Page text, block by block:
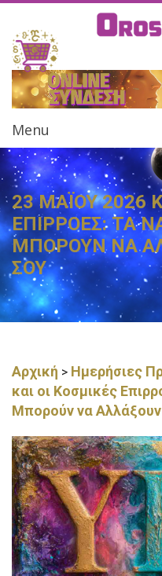
Menu
23 ΜΑΪΟΥ 2026
ΕΠΙΡΡΟΕΣ: ΤΑ
ΜΠΟΡΟΥΝ ΝΑ
ΣΟΥ
Αρχική > Ημερήσιες
και οι Κοσμικές
Μπορούν να